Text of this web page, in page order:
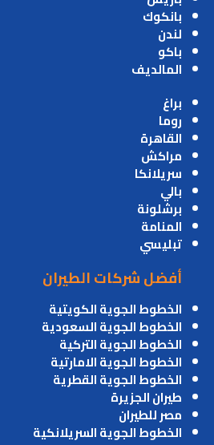
بانكوك
لندن
باكو
المالديف
براغ
روما
القاهرة
مراكش
سريلانكا
بالي
برشلونة
المنامة
تبليسي
أفضل شركات الطيران
الخطوط الجوية الكويتية
الخطوط الجوية السعودية
الخطوط الجوية التركية
الخطوط الجوية الامارتية
الخطوط الجوية القطرية
طيران الجزيرة
مصر للطيران
الخطوط الجوية السريلانكية